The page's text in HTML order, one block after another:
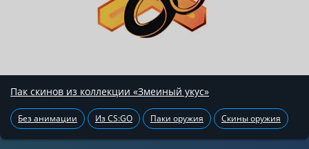
Пак скинов из коллекции «Змеиный укус»
Без анимации Из CS:GO Паки оружия Скины оружия